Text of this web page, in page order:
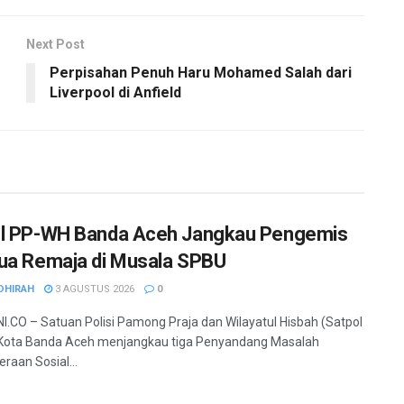
Next Post
Perpisahan Penuh Haru Mohamed Salah dari
Liverpool di Anfield
PP-WH Banda Aceh Jangkau Pengemis
Remaja di Musala SPBU
3 AGUSTUS 2026 0
– Satuan Polisi Pamong Praja dan Wilayatul Hisbah (Satpol
Banda Aceh menjangkau tiga Penyandang Masalah
Sosial...